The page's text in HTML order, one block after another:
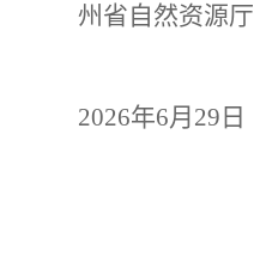
州省自然资源厅
2026年6月29日